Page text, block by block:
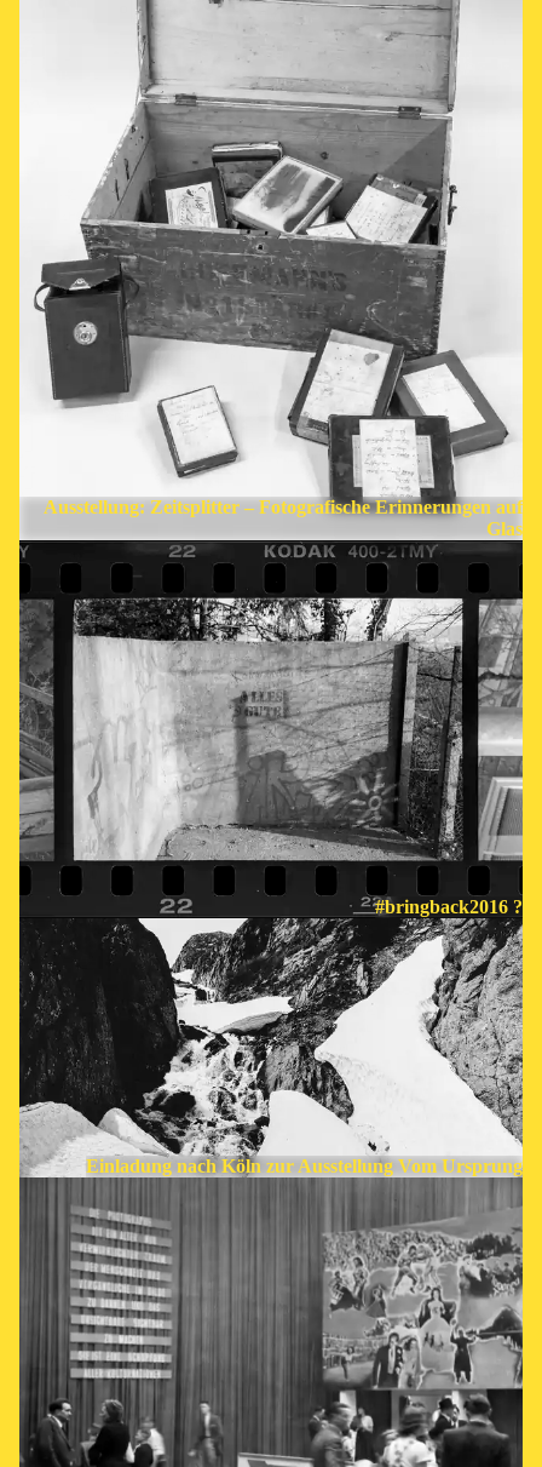
Ausstellung: Zeitsplitter – Fotografische Erinnerungen auf
Glas
#bringback2016 ?
Einladung nach Köln zur Ausstellung Vom Ursprung